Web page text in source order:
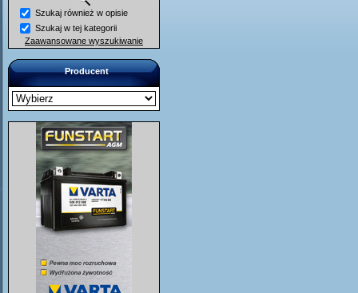
Szukaj również w opisie
Szukaj w tej kategorii
Zaawansowane wyszukiwanie
Producent